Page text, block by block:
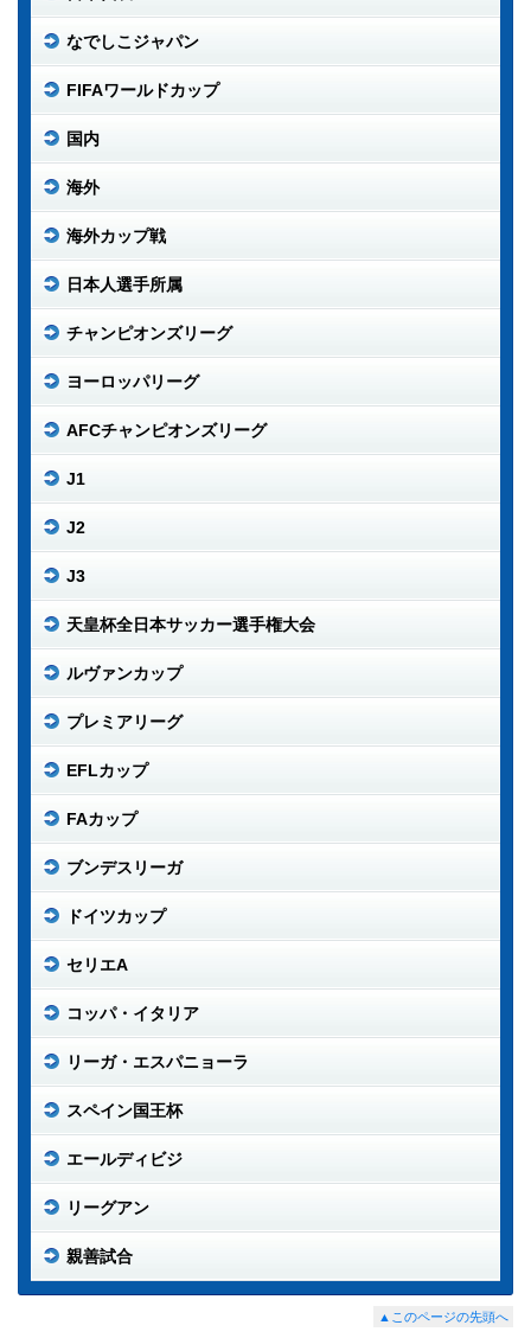
なでしこジャパン
FIFAワールドカップ
国内
海外
海外カップ戦
日本人選手所属
チャンピオンズリーグ
ヨーロッパリーグ
AFCチャンピオンズリーグ
J1
J2
J3
天皇杯全日本サッカー選手権大会
ルヴァンカップ
プレミアリーグ
EFLカップ
FAカップ
ブンデスリーガ
ドイツカップ
セリエA
コッパ・イタリア
リーガ・エスパニョーラ
スペイン国王杯
エールディビジ
リーグアン
親善試合
▲このページの先頭へ